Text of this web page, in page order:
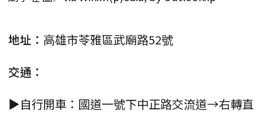
地址： 高雄市苓雅區武廟路52號
交通：
▶自行開車：國道一號下中正路交流道→右轉直